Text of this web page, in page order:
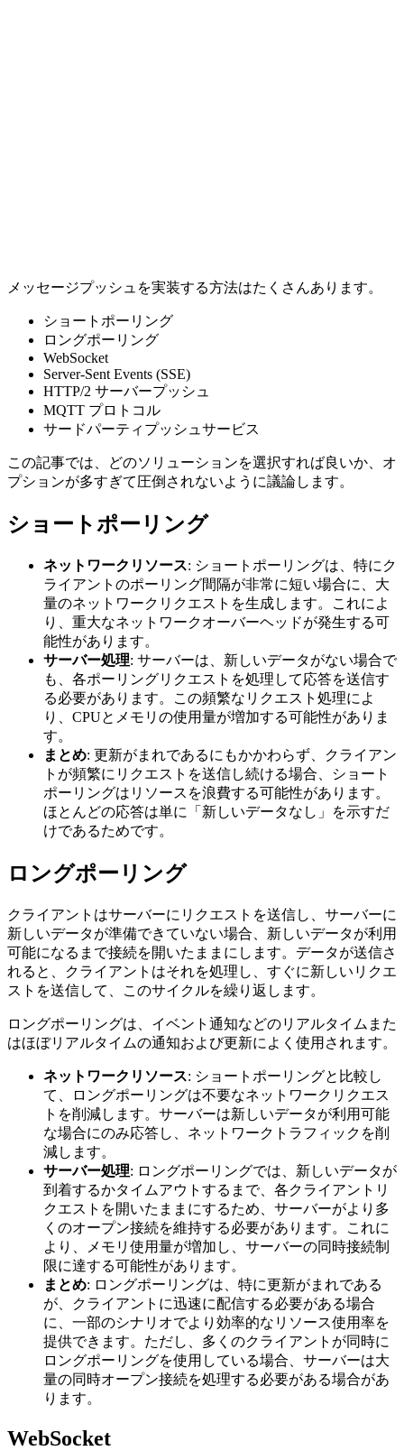
メッセージプッシュを実装する方法はたくさんあります。
ショートポーリング
ロングポーリング
WebSocket
Server-Sent Events (SSE)
HTTP/2 サーバープッシュ
MQTT プロトコル
サードパーティプッシュサービス
この記事では、どのソリューションを選択すれば良いか、オ
プションが多すぎて圧倒されないように議論します。
ショートポーリング
ネットワークリソース: ショートポーリングは、特にク
ライアントのポーリング間隔が非常に短い場合に、大
量のネットワークリクエストを生成します。これによ
り、重大なネットワークオーバーヘッドが発生する可
能性があります。
サーバー処理: サーバーは、新しいデータがない場合で
も、各ポーリングリクエストを処理して応答を送信す
る必要があります。この頻繁なリクエスト処理によ
り、CPUとメモリの使用量が増加する可能性がありま
す。
まとめ: 更新がまれであるにもかかわらず、クライアン
トが頻繁にリクエストを送信し続ける場合、ショート
ポーリングはリソースを浪費する可能性があります。
ほとんどの応答は単に「新しいデータなし」を示すだ
けであるためです。
ロングポーリング
クライアントはサーバーにリクエストを送信し、サーバーに
新しいデータが準備できていない場合、新しいデータが利用
可能になるまで接続を開いたままにします。データが送信さ
れると、クライアントはそれを処理し、すぐに新しいリクエ
ストを送信して、このサイクルを繰り返します。
ロングポーリングは、イベント通知などのリアルタイムまた
はほぼリアルタイムの通知および更新によく使用されます。
ネットワークリソース: ショートポーリングと比較し
て、ロングポーリングは不要なネットワークリクエス
トを削減します。サーバーは新しいデータが利用可能
な場合にのみ応答し、ネットワークトラフィックを削
減します。
サーバー処理: ロングポーリングでは、新しいデータが
到着するかタイムアウトするまで、各クライアントリ
クエストを開いたままにするため、サーバーがより多
くのオープン接続を維持する必要があります。これに
より、メモリ使用量が増加し、サーバーの同時接続制
限に達する可能性があります。
まとめ: ロングポーリングは、特に更新がまれである
が、クライアントに迅速に配信する必要がある場合
に、一部のシナリオでより効率的なリソース使用率を
提供できます。ただし、多くのクライアントが同時に
ロングポーリングを使用している場合、サーバーは大
量の同時オープン接続を処理する必要がある場合があ
ります。
WebSocket